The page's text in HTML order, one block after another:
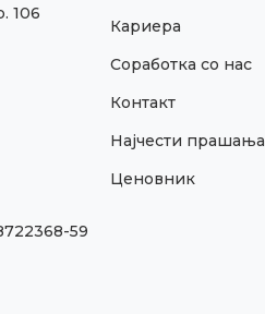
106
59
Кариера
Соработка со нас
Контакт
Најчести прашања
Ценовник